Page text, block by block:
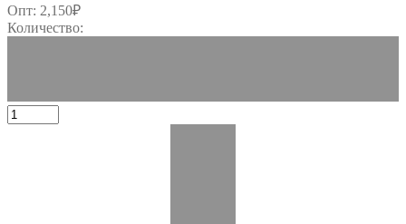
Опт: 2,150₽
Количество: